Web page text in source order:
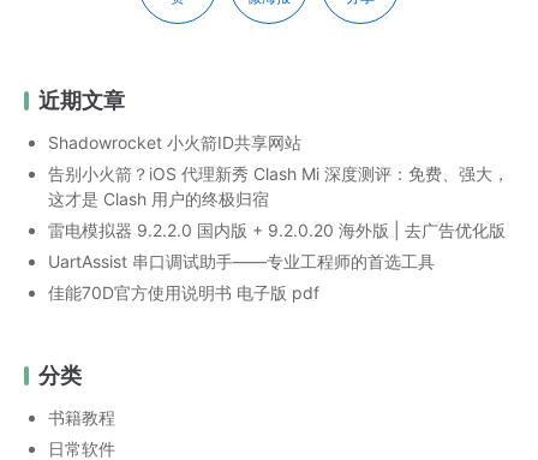
近期文章
Shadowrocket 小火箭ID共享网站
告别小火箭？iOS 代理新秀 Clash Mi 深度测评：免费、强大，
这才是 Clash 用户的终极归宿
雷电模拟器 9.2.2.0 国内版 + 9.2.0.20 海外版 | 去广告优化版
UartAssist 串口调试助手——专业工程师的首选工具
佳能70D官方使用说明书 电子版 pdf
分类
书籍教程
日常软件